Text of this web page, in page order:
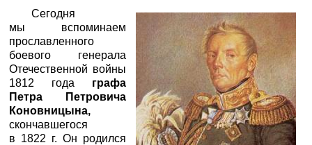
Сегодня
мы вспоминаем
прославленного
боевого генерала
Отечественной войны
1812 года графа
Петра Петровича
Коновницына,
скончавшегося
в 1822 г. Он родился